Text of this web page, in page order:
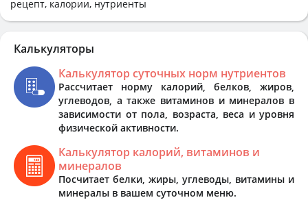
рецепт, калории, нутриенты
Калькуляторы
Калькулятор суточных норм нутриентов
Рассчитает норму калорий, белков, жиров,
углеводов, а также витаминов и минералов в
зависимости от пола, возраста, веса и уровня
физической активности.
Калькулятор калорий, витаминов и
минералов
Посчитает белки, жиры, углеводы, витамины и
минералы в вашем суточном меню.